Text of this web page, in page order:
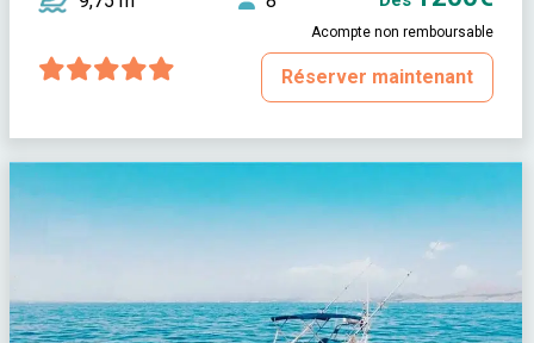
Acompte non remboursable
Réserver maintenant